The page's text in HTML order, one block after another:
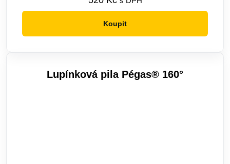
Koupit
Lupínková pila Pégas® 160°